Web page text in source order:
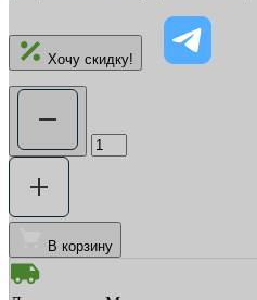
Хочу скидку!
В корзину